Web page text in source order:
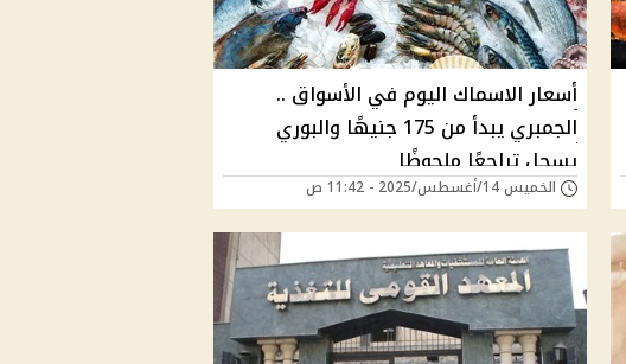
أسعار الاسماك اليوم في الأسواق ..
الجمبري يبدأ من 175 جنيهًا والبوري
يسجل تراجعًا ملحوظًا
الخميس 14/أغسطس/2025 - 11:42 ص